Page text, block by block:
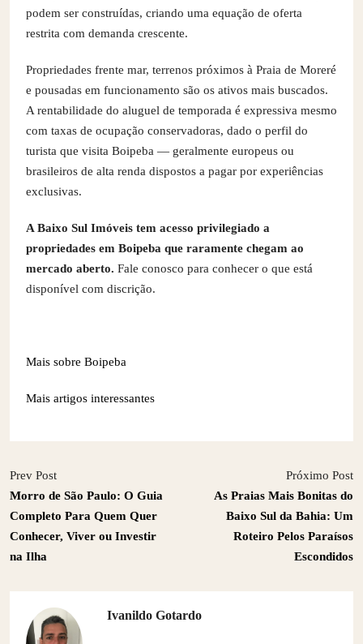
podem ser construídas, criando uma equação de oferta
restrita com demanda crescente.
Propriedades frente mar, terrenos próximos à Praia de Moreré
e pousadas em funcionamento são os ativos mais buscados.
A rentabilidade do aluguel de temporada é expressiva mesmo
com taxas de ocupação conservadoras, dado o perfil do
turista que visita Boipeba — geralmente europeus ou
brasileiros de alta renda dispostos a pagar por experiências
exclusivas.
A Baixo Sul Imóveis tem acesso privilegiado a
propriedades em Boipeba que raramente chegam ao
mercado aberto. Fale conosco para conhecer o que está
disponível com discrição.
Mais sobre Boipeba
Mais artigos interessantes
Prev Post
Morro de São Paulo: O Guia
Completo Para Quem Quer
Conhecer, Viver ou Investir
na Ilha
Próximo Post
As Praias Mais Bonitas do
Baixo Sul da Bahia: Um
Roteiro Pelos Paraísos
Escondidos
Ivanildo Gotardo